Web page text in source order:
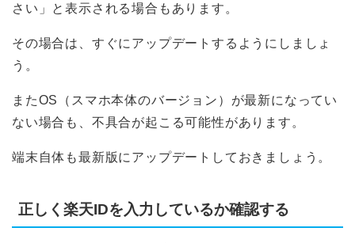
さい」と表示される場合もあります。
その場合は、すぐにアップデートするようにしましょ
う。
またOS（スマホ本体のバージョン）が最新になってい
ない場合も、不具合が起こる可能性があります。
端末自体も最新版にアップデートしておきましょう。
正しく楽天IDを入力しているか確認する